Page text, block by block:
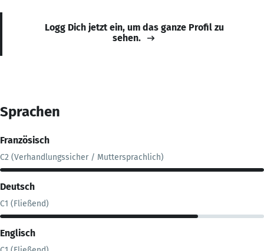
Logg Dich jetzt ein, um das ganze Profil zu
sehen.
Sprachen
Französisch
C2 (Verhandlungssicher / Muttersprachlich)
Deutsch
C1 (Fließend)
Englisch